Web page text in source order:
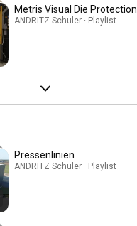
Metris Visual Die Protection
ANDRITZ Schuler · Playlist
Pressenlinien
ANDRITZ Schuler · Playlist